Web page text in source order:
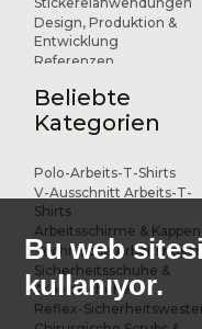
Design, Produktion &
Entwicklung
Referenzen
Beliebte
Kategorien
Polo-Arbeits-T-Shirts
V-Ausschnitt Arbeits-T-
Shirts
Arbeitsschirme & Kappen
Technische Arbeitshosen
Sicherheitsschuhe &
Arbeitsschuhe
Reflex-
Bu web
kullanıyor.